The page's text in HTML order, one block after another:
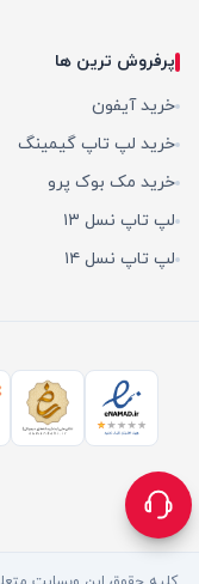
پرفروش ترین ها
خرید آیفون
خرید لپ تاپ گیمینگ
خرید مک بوک پرو
لپ تاپ نسل ۱۳
لپ تاپ نسل ۱۴